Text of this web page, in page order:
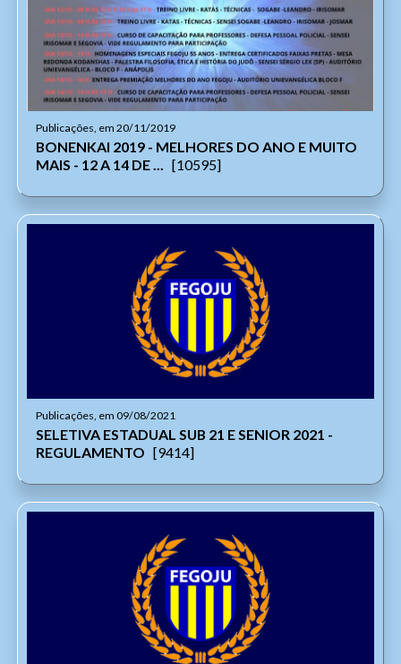
Publicações, em 20/11/2019
BONENKAI 2019 - MELHORES DO ANO E MUITO
MAIS - 12 A 14 DE ... [10595]
Publicações, em 09/08/2021
SELETIVA ESTADUAL SUB 21 E SENIOR 2021 -
REGULAMENTO [9414]